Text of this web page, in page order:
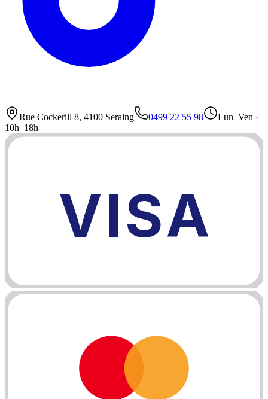
Rue Cockerill 8, 4100 Seraing 0499 22 55 98
Lun–Ven ·
10h–18h
VISA